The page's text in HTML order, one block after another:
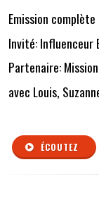
Emission
Invité: Influenceur
Partenaire:
avec Louis,
ÉCOUTEZ